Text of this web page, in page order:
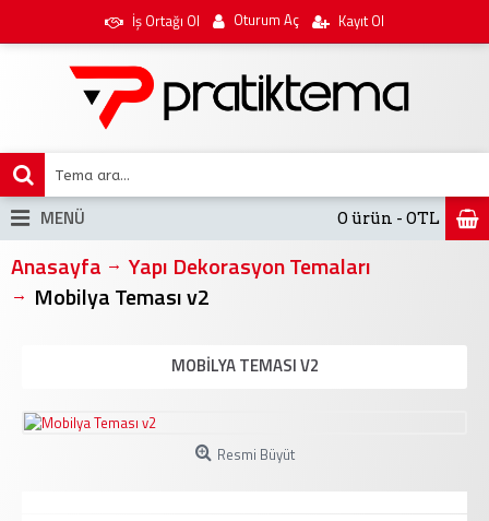
İş Ortağı Ol Oturum Aç Kayıt Ol
0 ürün - 0TL
MENÜ
Anasayfa
Yapı Dekorasyon Temaları
Mobilya Teması v2
MOBILYA TEMASI V2
Resmi Büyüt